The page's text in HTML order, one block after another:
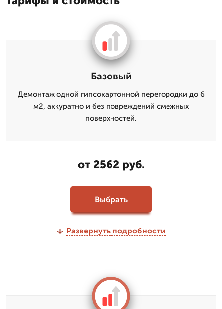
Базовый
Демонтаж одной гипсокартонной перегородки до 6
м2, аккуратно и без повреждений смежных
поверхностей.
от 2562 руб.
Выбрать
Развернуть подробности